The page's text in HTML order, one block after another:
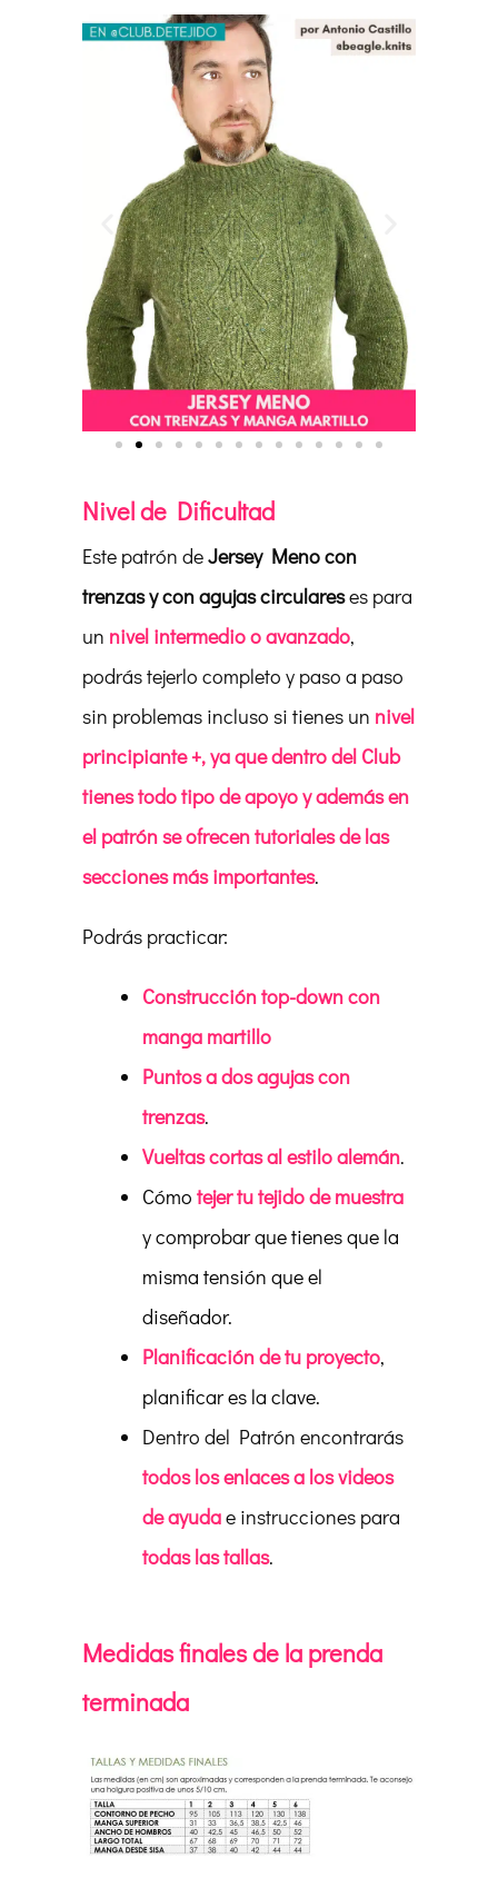
Nivel de Dificultad
Este patrón deJersey Meno con
trenzas y con agujas circulareses para
un nivel intermedio o avanzado,
podrás tejerlo completo y paso a paso
sin problemas incluso si tienes un nivel
principiante +, ya que dentro del Club
tienes todo tipo de apoyo y además en
el patrón se ofrecen tutoriales de las
secciones más importantes.
Podrás practicar:
Construcción top-down con
manga martillo
Puntos a dos agujas con
trenzas.
Vueltas cortas al estilo alemán.
Cómo tejer tu tejido de muestra
y comprobar que tienes que la
misma tensión que el
diseñador.
Planificación de tu proyecto,
planificar es la clave.
Dentro del Patrón encontrarás
todos los enlaces a los videos
de ayudae instrucciones para
todas las tallas.
Medidas finales de la prenda
terminada